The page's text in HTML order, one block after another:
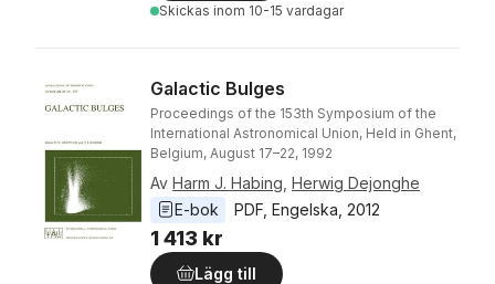
Skickas inom 10-15 vardagar
Galactic Bulges
Proceedings of the 153th Symposium of the
International Astronomical Union, Held in Ghent,
Belgium, August 17–22, 1992
Av Harm J. Habing Herwig Dejonghe
E-bok
PDF Engelska 2012
1 413 kr
Lägg till